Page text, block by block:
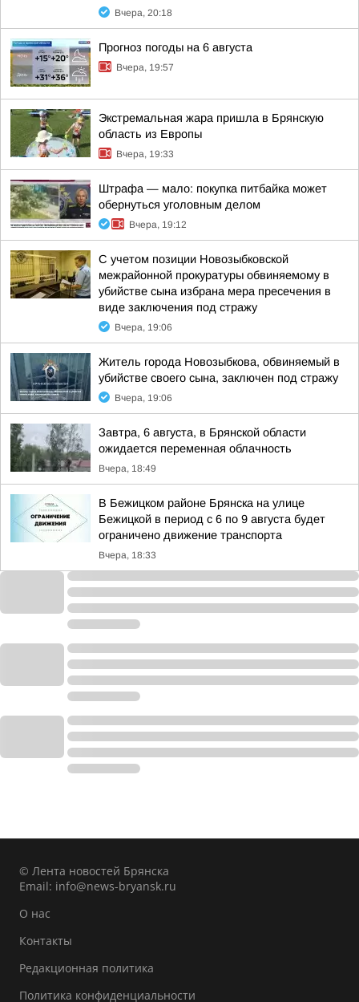
Вчера, 20:18
Прогноз погоды на 6 августа
Вчера, 19:57
Экстремальная жара пришла в Брянскую
область из Европы
Вчера, 19:33
Штрафа — мало: покупка питбайка может
обернуться уголовным делом
Вчера, 19:12
С учетом позиции Новозыбковской
межрайонной прокуратуры обвиняемому в
убийстве сына избрана мера пресечения в
виде заключения под стражу
Вчера, 19:06
Житель города Новозыбкова, обвиняемый в
убийстве своего сына, заключен под стражу
Вчера, 19:06
Завтра, 6 августа, в Брянской области
ожидается переменная облачность
Вчера, 18:49
В Бежицком районе Брянска на улице
Бежицкой в период с 6 по 9 августа будет
ограничено движение транспорта
Вчера, 18:33
© Лента новостей Брянска
Email: info@news-bryansk.ru
О нас
Контакты
Редакционная политика
Политика конфиденциальности